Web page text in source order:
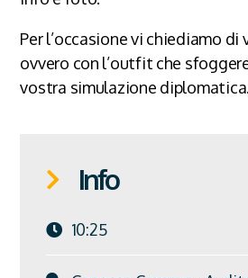
Per l’occasione vi chiediamo di
ovvero con l’outfit che
vostra simulazione diplomatica.
Info
10:25